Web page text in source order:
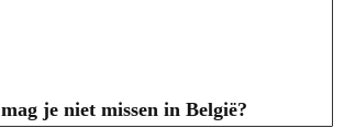
je niet missen in België?